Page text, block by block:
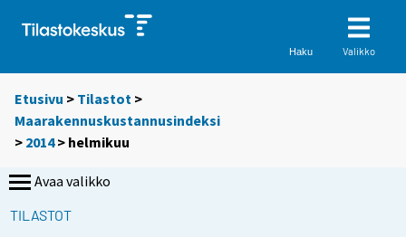
Haku Valikko
Etusivu > Tilastot >
Maarakennuskustannusindeksi
> 2014> helmikuu
Avaa valikko
TILASTOT